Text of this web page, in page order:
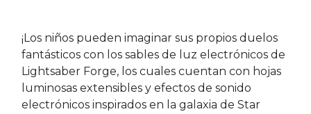
¡Los niños pueden imaginar sus propios duelos
fantásticos con los sables de luz electrónicos de
Lightsaber Forge, los cuales cuentan con hojas
luminosas extensibles y efectos de sonido
electrónicos inspirados en la galaxia de Star